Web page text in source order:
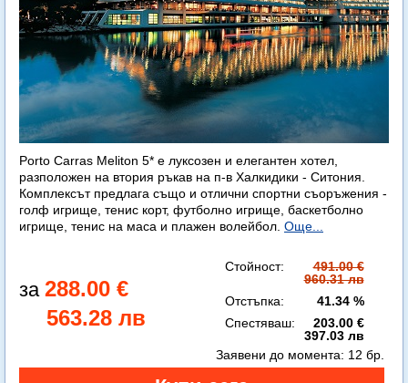
Porto Carras Meliton 5* е луксозен и елегантен хотел,
разположен на втория ръкав на п-в Халкидики - Ситония.
Комплексът предлага също и отлични спортни съоръжения -
голф игрище, тенис корт, футболно игрище, баскетболно
игрище, тенис на маса и плажен волейбол. Още...
288.00 €
563.28 лв
Стойност:
491.00 €
960.31 лв
Отстъпка:
41.34 %
Спестяваш:
203.00 €
397.03 лв
Заявени до момента: 12 бр.